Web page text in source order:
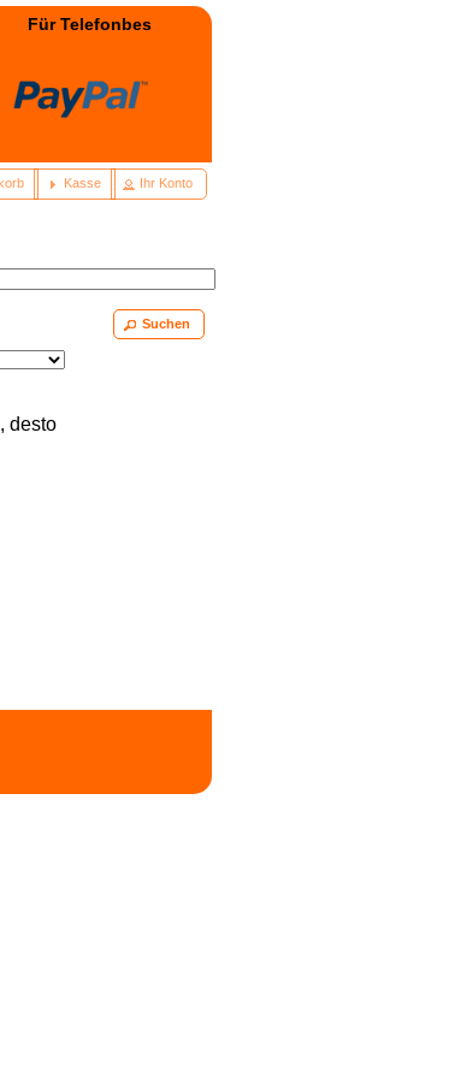
Für Telefonbestellung: +49(0)3322 - 400038
Kasse Ihr Konto
Suchen
desto